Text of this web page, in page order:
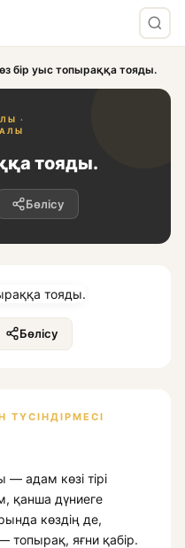
бір уыс топыраққа тояды.
·
тояды.
Бөлісу
Бөлісу
адам көзі тірі
қанша дүниеге
көздің де,
топырақ, яғни қабір.